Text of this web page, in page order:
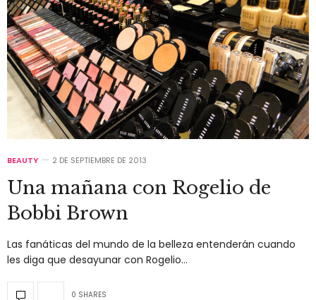
BEAUTY 2 DE SEPTIEMBRE DE 2013
Una mañana con Rogelio de
Bobbi Brown
Las fanáticas del mundo de la belleza entenderán cuando
les diga que desayunar con Rogelio…
0 SHARES